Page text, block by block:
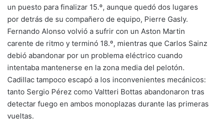
un puesto para finalizar 15.º, aunque quedó dos lugares
por detrás de su compañero de equipo, Pierre Gasly.
Fernando Alonso volvió a sufrir con un Aston Martin
carente de ritmo y terminó 18.º, mientras que Carlos Sainz
debió abandonar por un problema eléctrico cuando
intentaba mantenerse en la zona media del pelotón.
Cadillac tampoco escapó a los inconvenientes mecánicos:
tanto Sergio Pérez como Valtteri Bottas abandonaron tras
detectar fuego en ambos monoplazas durante las primeras
vueltas.